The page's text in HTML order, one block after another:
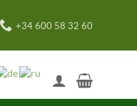
+34 600 58 32 60